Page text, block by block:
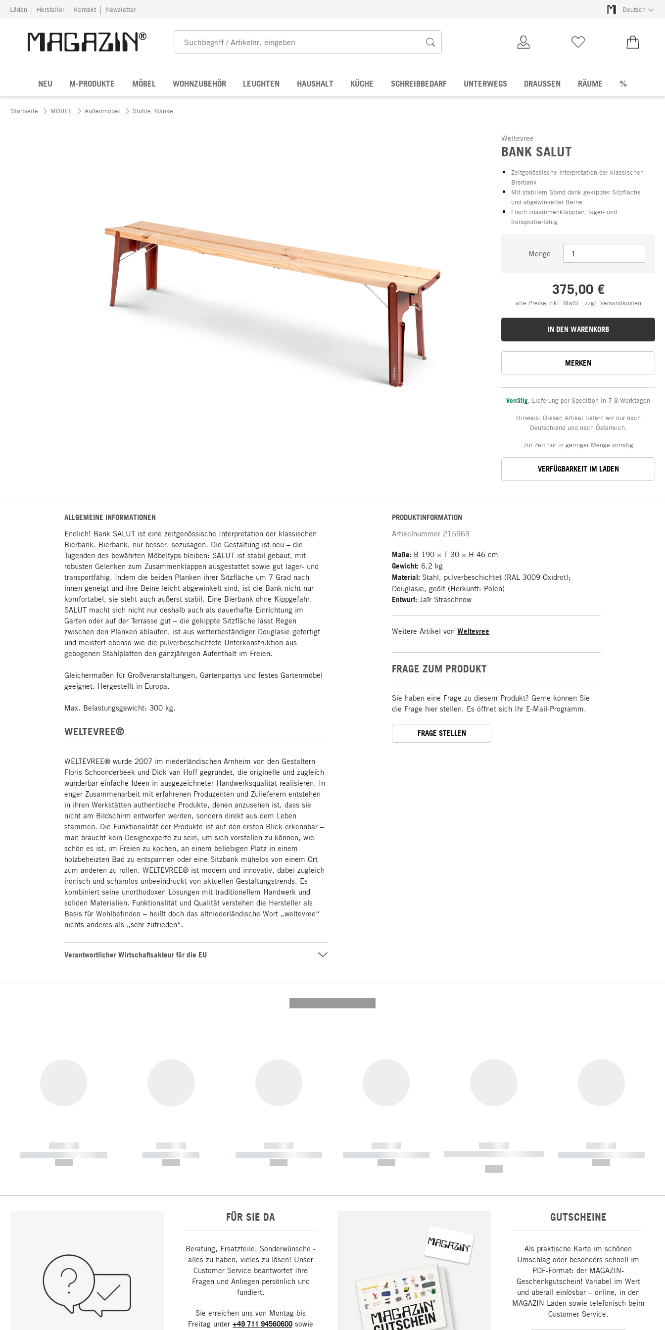
Zum Inhalt springen
Läden Hersteller Kontakt Newsletter Deutsch
NEU M-PRODUKTE MÖBEL WOHNZUBEHÖR LEUCHTEN HAUSHALT KÜCHE SCHREIBBEDARF UNTERWEGS DRAUSSEN RÄUME %
Startseite MÖBEL Außenmöbel Stühle, Bänke
Weltevree
BANK SALUT
Zeitgenössische Interpretation der klassischen
Bierbank
Mit stabilem Stand dank gekippter Sitzfläche
und abgewinkelter Beine
Flach zusammenklappbar, lager- und
transportierfähig
Menge
375,00 €
alle Preise inkl. MwSt., zzgl. Versandkosten
IN DEN WARENKORB
MERKEN
Vorrätig Lieferung per Spedition in 7-8 Werktagen
Hinweis: Diesen Artikel liefern wir nur nach
Deutschland und nach Österreich.
Zur Zeit nur in geringer Menge vorrätig
VERFÜGBARKEIT IM LADEN
ALLGEMEINE INFORMATIONEN
Endlich! Bank SALUT ist eine zeitgenössische Interpretation der klassischen
Bierbank. Bierbank, nur besser, sozusagen. Die Gestaltung ist neu – die
Tugenden des bewährten Möbeltyps bleiben: SALUT ist stabil gebaut, mit
robusten Gelenken zum Zusammenklappen ausgestattet sowie gut lager- und
transportfähig. Indem die beiden Planken ihrer Sitzfläche um 7 Grad nach
innen geneigt und ihre Beine leicht abgewinkelt sind, ist die Bank nicht nur
komfortabel, sie steht auch äußerst stabil. Eine Bierbank ohne Kippgefahr.
SALUT macht sich nicht nur deshalb auch als dauerhafte Einrichtung im
Garten oder auf der Terrasse gut – die gekippte Sitzfläche lässt Regen
zwischen den Planken ablaufen, ist aus wetterbeständiger Douglasie gefertigt
und meistert ebenso wie die pulverbeschichtete Unterkonstruktion aus
gebogenen Stahlplatten den ganzjährigen Aufenthalt im Freien.
Gleichermaßen für Großveranstaltungen, Gartenpartys und festes Gartenmöbel
geeignet. Hergestellt in Europa.
Max. Belastungsgewicht: 300 kg.
WELTEVREE®
WELTEVREE® wurde 2007 im niederländischen Arnheim von den Gestaltern
Floris Schoonderbeek und Dick van Hoff gegründet, die originelle und zugleich
wunderbar einfache Ideen in ausgezeichneter Handwerksqualität realisieren. In
enger Zusammenarbeit mit erfahrenen Produzenten und Zulieferern entstehen
in ihren Werkstätten authentische Produkte, denen anzusehen ist, dass sie
nicht am Bildschirm entworfen werden, sondern direkt aus dem Leben
stammen. Die Funktionalität der Produkte ist auf den ersten Blick erkennbar –
man braucht kein Designexperte zu sein, um sich vorstellen zu können, wie
schön es ist, im Freien zu kochen, an einem beliebigen Platz in einem
holzbeheizten Bad zu entspannen oder eine Sitzbank mühelos von einem Ort
zum anderen zu rollen. WELTEVREE® ist modern und innovativ, dabei zugleich
ironisch und schamlos unbeeindruckt von aktuellen Gestaltungstrends. Es
kombiniert seine unorthodoxen Lösungen mit traditionellem Handwerk und
soliden Materialien. Funktionalität und Qualität verstehen die Hersteller als
Basis für Wohlbefinden – heißt doch das altniederländische Wort „weltevree“
nichts anderes als „sehr zufrieden“.
Verantwortlicher Wirtschaftsakteur für die EU
PRODUKTINFORMATION
Artikelnummer 215963
Maße: B 190 × T 30 × H 46 cm
Gewicht: 6,2 kg
Material: Stahl, pulverbeschichtet (RAL 3009 Oxidrot);
Douglasie, geölt (Herkunft: Polen)
Entwurf: Jaïr Straschnow
Weitere Artikel von Weltevree
FRAGE ZUM PRODUKT
Sie haben eine Frage zu diesem Produkt? Gerne können Sie
die Frage hier stellen. Es öffnet sich Ihr E-Mail-Programm.
FRAGE STELLEN
------------
----------- ----------- -----------
------------
----------- -----------
------------
----------- ----------- -----------
------------
----------- ----------- -----------
------------
----------- ----------- ----------- ----
------------
----------- ----------- -----------
FÜR SIE DA
Beratung, Ersatzteile, Sonderwünsche -
alles zu haben, vieles zu lösen! Unser
Customer Service beantwortet Ihre
Fragen und Anliegen persönlich und
fundiert.
Sie erreichen uns von Montag bis
Freitag unter +49 711 94560600 sowie
GUTSCHEINE
Als praktische Karte im schönen
Umschlag oder besonders schnell im
PDF-Format: der MAGAZIN-
Geschenkgutschein! Variabel im Wert
und überall einlösbar – online, in den
MAGAZIN-Läden sowie telefonisch beim
Customer Service.